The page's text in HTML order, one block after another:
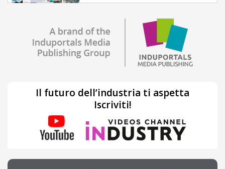
Il futuro dell’industria ti aspetta
Iscriviti!